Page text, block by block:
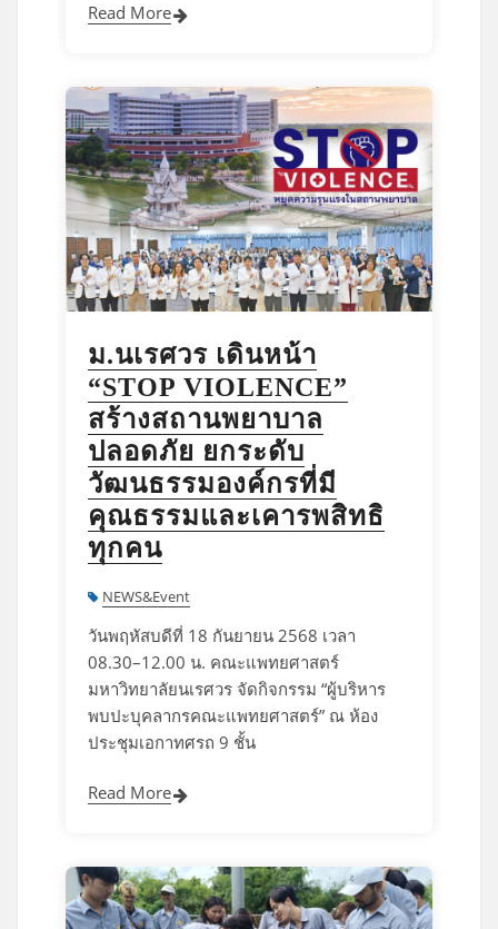
Read More
ม.นเรศวร เดินหน้า
“STOP VIOLENCE”
สร้างสถานพยาบาล
ปลอดภัย ยกระดับ
วัฒนธรรมองค์กรที่มี
คุณธรรมและเคารพสิทธิ
ทุกคน
NEWS&Event
วันพฤหัสบดีที่ 18 กันยายน 2568 เวลา
08.30–12.00 น. คณะแพทยศาสตร์
มหาวิทยาลัยนเรศวร จัดกิจกรรม “ผู้บริหาร
พบปะบุคลากรคณะแพทยศาสตร์” ณ ห้อง
ประชุมเอกาทศรถ 9 ชั้น
Read More